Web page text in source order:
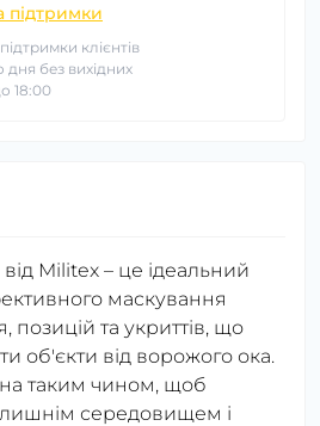
підтримки
клієнтів
без вихідних
18:00
Militex – це ідеальний
маскування
позицій та укриттів, що
об'єкти від ворожого ока.
таким чином, щоб
середовищем і